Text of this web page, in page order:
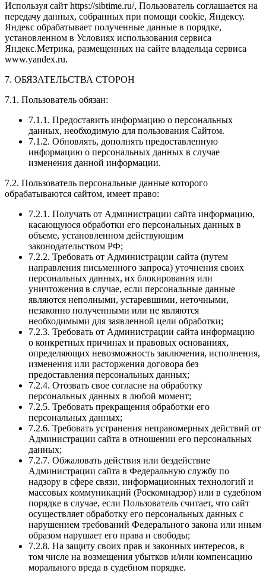
Используя сайт https://sibtime.ru/, Пользователь соглашается на
передачу данных, собранных при помощи cookie, Яндексу.
Яндекс обрабатывает полученные данные в порядке,
установленном в Условиях использования сервиса
Яндекс.Метрика, размещенных на сайте владельца сервиса
www.yandex.ru.
7. ОБЯЗАТЕЛЬСТВА СТОРОН
7.1. Пользователь обязан:
7.1.1. Предоставить информацию о персональных
данных, необходимую для пользования Сайтом.
7.1.2. Обновлять, дополнять предоставленную
информацию о персональных данных в случае
изменения данной информации.
7.2. Пользователь персональные данные которого
обрабатываются сайтом, имеет право:
7.2.1. Получать от Администрации сайта информацию,
касающуюся обработки его персональных данных в
объеме, установленном действующим
законодательством РФ;
7.2.2. Требовать от Администрации сайта (путем
направления письменного запроса) уточнения своих
персональных данных, их блокирования или
уничтожения в случае, если персональные данные
являются неполными, устаревшими, неточными,
незаконно полученными или не являются
необходимыми для заявленной цели обработки;
7.2.3. Требовать от Администрации сайта информацию
о конкретных причинах и правовых основаниях,
определяющих невозможность заключения, исполнения,
изменения или расторжения договора без
предоставления персональных данных;
7.2.4. Отозвать свое согласие на обработку
персональных данных в любой момент;
7.2.5. Требовать прекращения обработки его
персональных данных;
7.2.6. Требовать устранения неправомерных действий от
Администрации сайта в отношении его персональных
данных;
7.2.7. Обжаловать действия или бездействие
Администрации сайта в Федеральную службу по
надзору в сфере связи, информационных технологий и
массовых коммуникаций (Роскомнадзор) или в судебном
порядке в случае, если Пользователь считает, что сайт
осуществляет обработку его персональных данных с
нарушением требований Федерального закона или иным
образом нарушает его права и свободы;
7.2.8. На защиту своих прав и законных интересов, в
том числе на возмещения убытков и/или компенсацию
морального вреда в судебном порядке.